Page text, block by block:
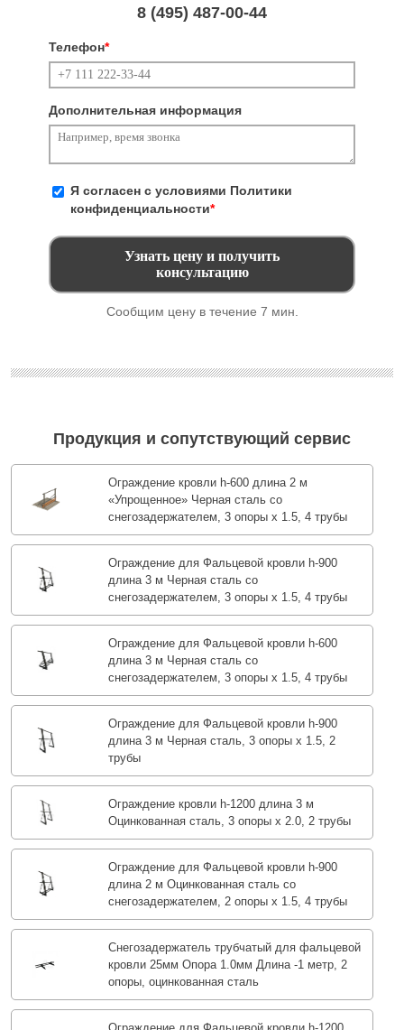
8 (495) 487-00-44
Телефон*
Дополнительная информация
Я согласен с условиями Политики
конфиденциальности*
Сообщим цену в течение 7 мин.
Продукция и сопутствующий сервис
Ограждение кровли h-600 длина 2 м
«Упрощенное» Черная сталь со
снегозадержателем, 3 опоры х 1.5, 4 трубы
Ограждение для Фальцевой кровли h-900
длина 3 м Черная сталь со
снегозадержателем, 3 опоры х 1.5, 4 трубы
Ограждение для Фальцевой кровли h-600
длина 3 м Черная сталь со
снегозадержателем, 3 опоры х 1.5, 4 трубы
Ограждение для Фальцевой кровли h-900
длина 3 м Черная сталь, 3 опоры х 1.5, 2
трубы
Ограждение кровли h-1200 длина 3 м
Оцинкованная сталь, 3 опоры х 2.0, 2 трубы
Ограждение для Фальцевой кровли h-900
длина 2 м Оцинкованная сталь со
снегозадержателем, 2 опоры х 1.5, 4 трубы
Снегозадержатель трубчатый для фальцевой
кровли 25мм Опора 1.0мм Длина -1 метр, 2
опоры, оцинкованная сталь